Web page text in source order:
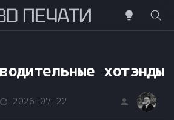
ПЕЧАТИ
хотэнды
2026-07-22 DS